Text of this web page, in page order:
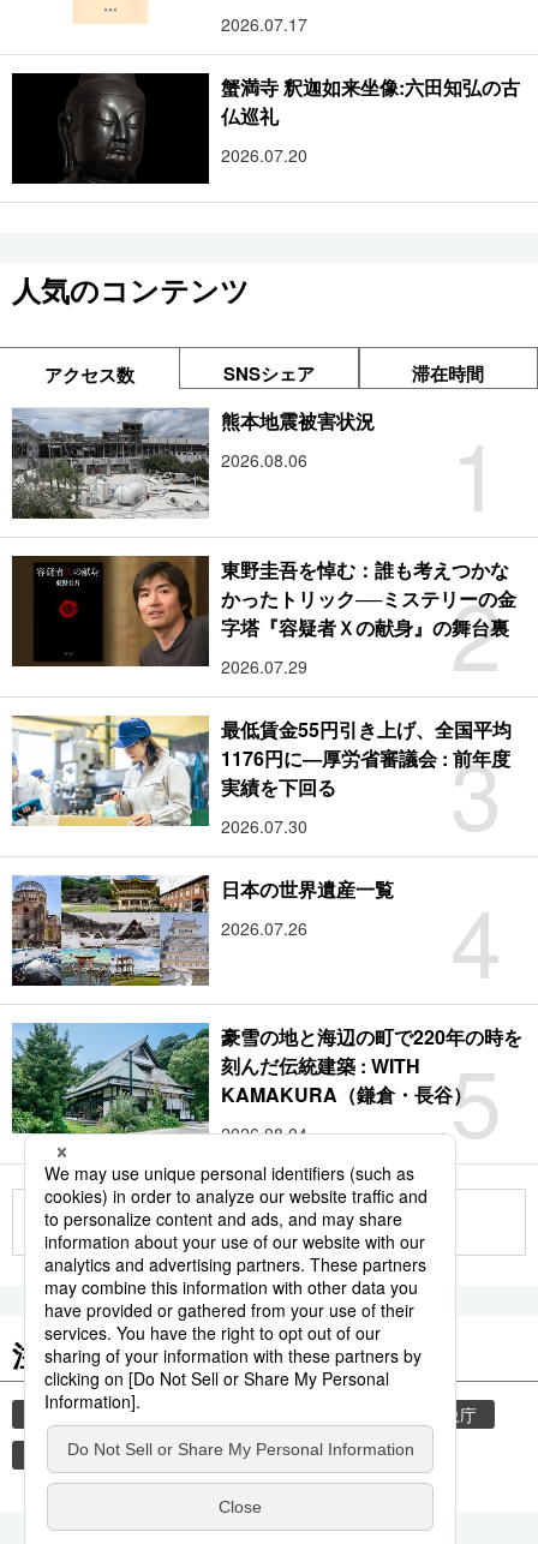
2026.07.17
蟹満寺 釈迦如来坐像:六田知弘の古
仏巡礼
2026.07.20
人気のコンテンツ
アクセス数 SNSシェア 滞在時間
1
熊本地震被害状況
2026.08.06
2
東野圭吾を悼む：誰も考えつかな
かったトリック──ミステリーの金
字塔『容疑者Ｘの献身』の舞台裏
2026.07.29
3
最低賃金55円引き上げ、全国平均
1176円に―厚労省審議会 : 前年度
実績を下回る
2026.07.30
4
日本の世界遺産一覧
2026.07.26
5
豪雪の地と海辺の町で220年の時を
刻んだ伝統建築 : WITH
KAMAKURA（鎌倉・長谷）
2026.08.04
もっと見る
注目のキーワード
共同通信ニュース
気象庁
地震 熊本 熊本地震 観光